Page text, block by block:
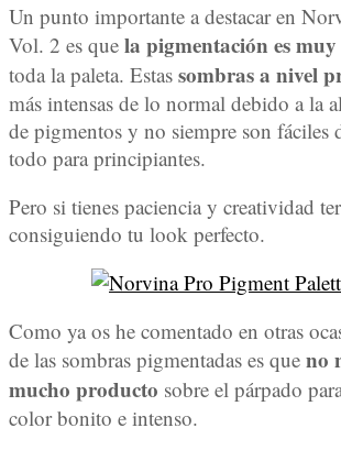
Un punto importante a destacar en
Vol. 2 es que la pigmentación es
toda la paleta. Estas sombras a nivel
más intensas de lo normal debido a la
de pigmentos y no siempre son fáciles
todo para principiantes.
Pero si tienes paciencia y creatividad
consiguiendo tu look perfecto.
Como ya os he comentado en otras
de las sombras pigmentadas es que no
mucho producto sobre el párpado
color bonito e intenso.